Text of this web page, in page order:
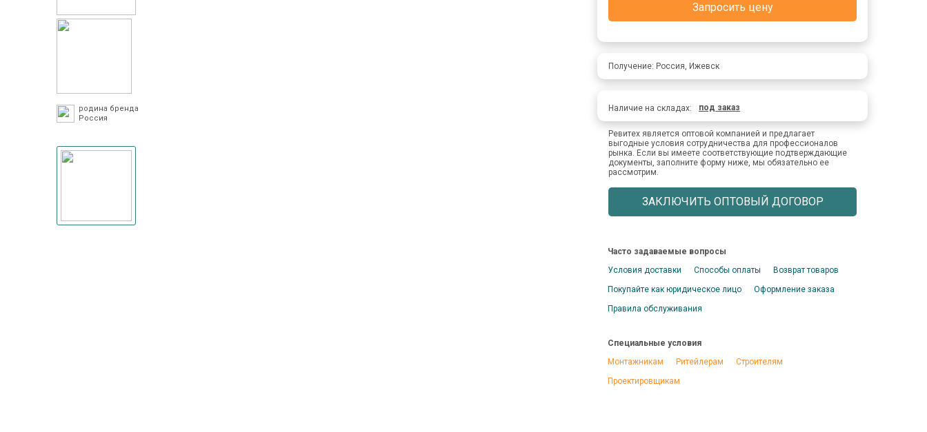
родина бренда
Россия
Запросить цену
Получение: Россия, Ижевск
Наличие на складах: под заказ
Ревитех является оптовой компанией и предлагает
выгодные условия сотрудничества для профессионалов
рынка. Если вы имеете соответствующие подтверждающие
документы, заполните форму ниже, мы обязательно ее
рассмотрим.
ЗАКЛЮЧИТЬ ОПТОВЫЙ ДОГОВОР
Часто задаваемые вопросы
Условия доставки
Способы оплаты
Возврат товаров
Покупайте как юридическое лицо
Оформление заказа
Правила обслуживания
Специальные условия
Монтажникам
Ритейлерам
Строителям
Проектировщикам